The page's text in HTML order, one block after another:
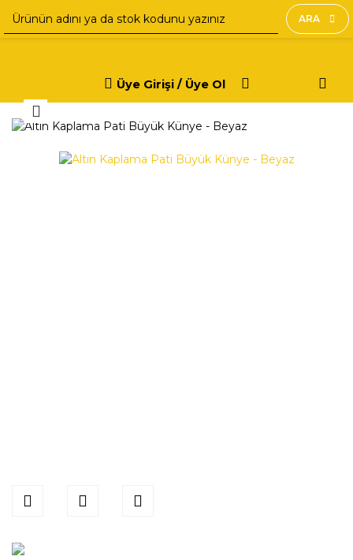
ARA
Üye Girişi / Üye Ol